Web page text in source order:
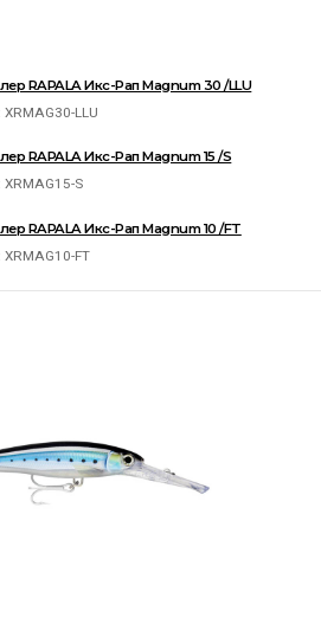
RAPALA Икс-Рап Magnum 30 /LLU
XRMAG30-LLU
RAPALA Икс-Рап Magnum 15 /S
XRMAG15-S
RAPALA Икс-Рап Magnum 10 /FT
XRMAG10-FT